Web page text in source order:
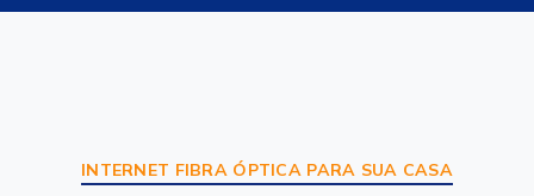
INTERNET FIBRA ÓPTICA PARA SUA CASA